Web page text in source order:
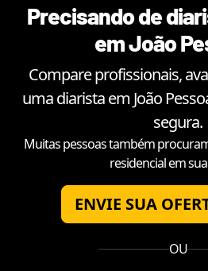
Precisando de
emJoão
Compare profissionais,
uma diarista em João
segura.
Muitas pessoas também
residencial em
ENVIE SUA
OU